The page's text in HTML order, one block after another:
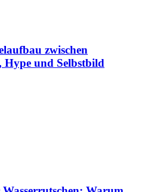
zwischen
Hype und Selbstbild